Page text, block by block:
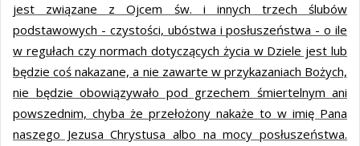
jest związane z Ojcem św. i innych trzech ślubów
podstawowych - czystości, ubóstwa i posłuszeństwa - o ile
w regułach czy normach dotyczących życia w Dziele jest lub
będzie coś nakazane, a nie zawarte w przykazaniach Bożych,
nie będzie obowiązywało pod grzechem śmiertelnym ani
powszednim, chyba że przełożony nakaże to w imię Pana
naszego Jezusa Chrystusa albo na mocy posłuszeństwa.